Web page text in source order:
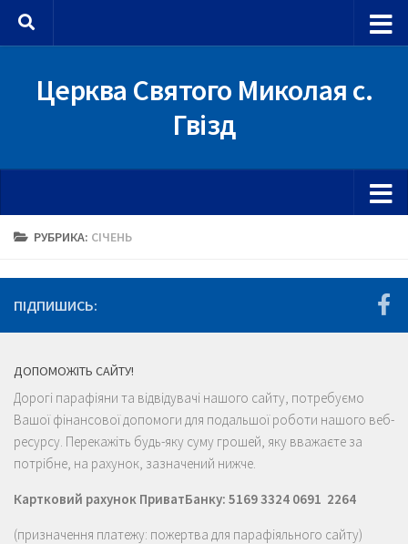
Skip to content
Церква Святого Миколая с.
Гвізд
РУБРИКА: СІЧЕНЬ
ПІДПИШИСЬ:
ДОПОМОЖІТЬ САЙТУ!
Дорогі парафіяни та відвідувачі нашого сайту, потребуємо
Вашої фінансової допомоги для подальшої роботи нашого веб-
ресурсу. Перекажіть будь-яку суму грошей, яку вважаєте за
потрібне, на рахунок, зазначений нижче.
Картковий рахунок ПриватБанку: 5169 3324 0691 2264
(призначення платежу: пожертва для парафіяльного сайту)